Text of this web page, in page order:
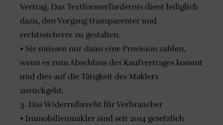
Vertrag. Das Textformerfordernis dient lediglich
dazu, den Vorgang transparenter und
rechtssicherer zu gestalten.
• Sie müssen nur dann eine Provision zahlen,
wenn es zum Abschluss des Kaufvertrages kommt
und dies auf die Tätigkeit des Maklers
zurückgeht.
3. Das Widerrufsrecht für Verbraucher
• Immobilienmakler sind seit 2014 gesetzlich